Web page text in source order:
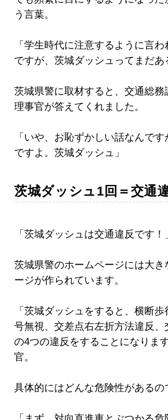
う言葉。
「学生時代に注意するように言
ですが、茨城ダッシュってまだあ
茨城県警に取材すると、交通総
理事官が答えてくれました。
「いや、お恥ずかしい話なんで
ですよ。茨城ダッシュ」
茨城ダッシュ1回＝交通
「茨城ダッシュは交通違反です！
茨城県警のホームページには大
ージが作られています。
「茨城ダッシュをすると、横断
号無視、交差点右左折方法違反、
の4つの違反をすることになりま
官。
具体的にはどんな危険性があるの